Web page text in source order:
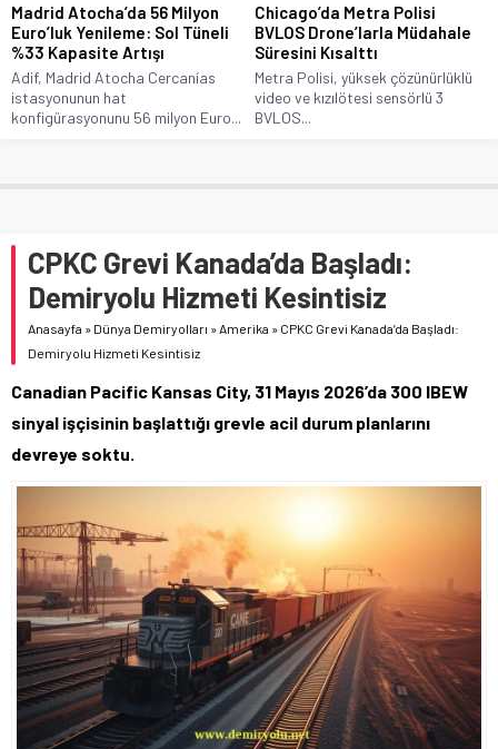
Madrid Atocha’da 56 Milyon
Euro’luk Yenileme: Sol Tüneli
%33 Kapasite Artışı
Adif, Madrid Atocha Cercanías
istasyonunun hat
konfigürasyonunu 56 milyon Euro...
Chicago’da Metra Polisi
BVLOS Drone’larla Müdahale
Süresini Kısalttı
Metra Polisi, yüksek çözünürlüklü
video ve kızılötesi sensörlü 3
BVLOS...
CPKC Grevi Kanada’da Başladı:
Demiryolu Hizmeti Kesintisiz
Anasayfa » Dünya Demiryolları »Amerika » CPKC Grevi Kanada’da Başladı:
Demiryolu Hizmeti Kesintisiz
Canadian Pacific Kansas City, 31 Mayıs 2026’da 300 IBEW
sinyal işçisinin başlattığı grevle acil durum planlarını
devreye soktu.